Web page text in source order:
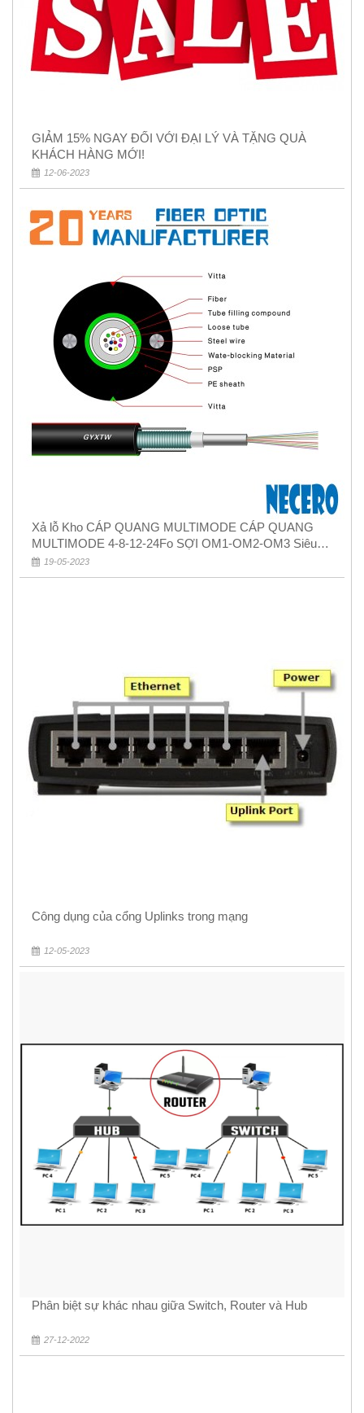
GIẢM 15% NGAY ĐỐI VỚI ĐẠI LÝ VÀ TẶNG QUÀ
KHÁCH HÀNG MỚI!
12-06-2023
Xả lỗ Kho CÁP QUANG MULTIMODE CÁP QUANG
MULTIMODE 4-8-12-24Fo SỢI OM1-OM2-OM3 Siêu
Rẻ 5k
19-05-2023
Công dụng của cổng Uplinks trong mạng
12-05-2023
Phân biệt sự khác nhau giữa Switch, Router và Hub
27-12-2022